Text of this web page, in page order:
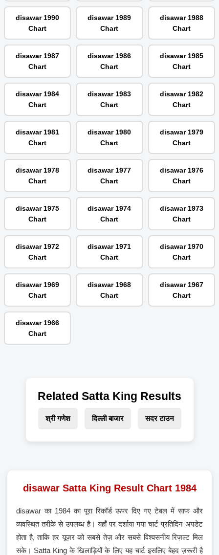
disawar 1990
Chart
disawar 1989
Chart
disawar 1988
Chart
disawar 1987
Chart
disawar 1986
Chart
disawar 1985
Chart
disawar 1984
Chart
disawar 1983
Chart
disawar 1982
Chart
disawar 1981
Chart
disawar 1980
Chart
disawar 1979
Chart
disawar 1978
Chart
disawar 1977
Chart
disawar 1976
Chart
disawar 1975
Chart
disawar 1974
Chart
disawar 1973
Chart
disawar 1972
Chart
disawar 1971
Chart
disawar 1970
Chart
disawar 1969
Chart
disawar 1968
Chart
disawar 1967
Chart
disawar 1966
Chart
Related Satta King Results
श्री गणेश दिल्ली बाजार सदर टाउन
disawar Satta King Result Chart 1984
disawar का 1984 का पूरा रिकॉर्ड ऊपर दिए गए टेबल में साफ और
व्यवस्थित तरीके से उपलब्ध है। यहाँ पर दर्शाया गया चार्ट प्रतिदिन अपडेट
होता है, ताकि हर यूज़र को सबसे तेज़ और सबसे विश्वसनीय रिज़ल्ट मिल
सके। Satta King के खिलाड़ियों के लिए यह चार्ट इसलिए बेहद ज़रूरी है